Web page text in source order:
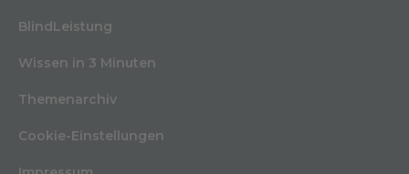
BlindLeistung
Wissen in 3 Minuten
Themenarchiv
Cookie-Einstellungen